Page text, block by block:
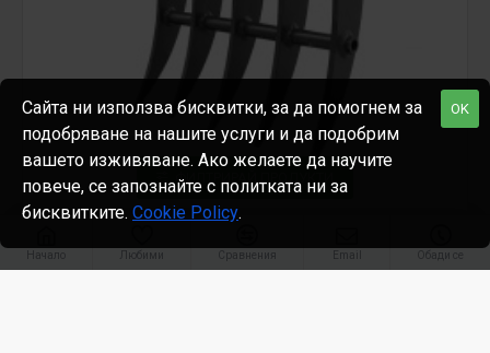
Graecus EB27RAKE
Начало Любими Сравнения Email Обади се
OK
Сайта ни използва бисквитки, за да помогнем за
подобряване на нашите услуги и да подобрим
вашето изживяване. Ако желаете да научите
повече, се запознайте с политката ни за
бисквитките. Cookie Policy.
ФИЛТРИРАЙ ПРОДУКТИ